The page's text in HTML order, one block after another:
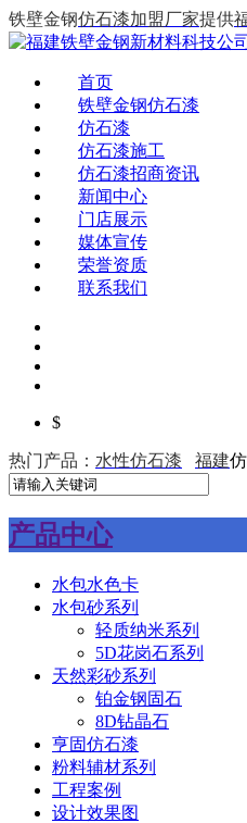
铁壁金钢仿石漆加盟厂家提供
首页
铁壁金钢仿石漆
仿石漆
仿石漆施工
仿石漆招商资讯
新闻中心
门店展示
媒体宣传
荣誉资质
联系我们
$
热门产品： 水性仿石漆 福建
产品中心
水包水色卡
水包砂系列
轻质纳米系列
5D花岗石系列
天然彩砂系列
铂金钢固石
8D钻晶石
亨固仿石漆
粉料辅材系列
工程案例
设计效果图